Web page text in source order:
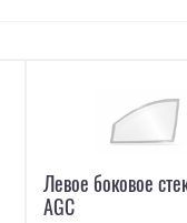
Левое боковое
AGC